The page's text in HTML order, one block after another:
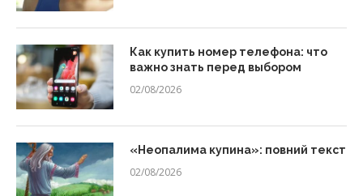
Как купить номер телефона: что
важно знать перед выбором
02/08/2026
«Неопалима купина»: повний текст
02/08/2026